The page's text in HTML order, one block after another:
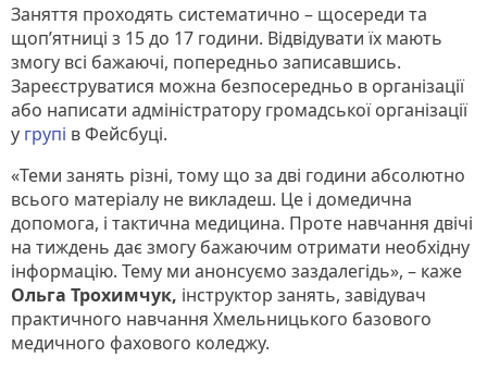
Заняття проходять систематично – щосереди та
щоп’ятниці з 15 до 17 години. Відвідувати їх мають
змогу всі бажаючі, попередньо записавшись.
Зареєструватися можна безпосередньо в організації
або написати адміністратору громадської організації
у групі в Фейсбуці.
«Теми занять різні, тому що за дві години абсолютно
всього матеріалу не викладеш. Це і домедична
допомога, і тактична медицина. Проте навчання двічі
на тиждень дає змогу бажаючим отримати необхідну
інформацію. Тему ми анонсуємо заздалегідь», – каже
Ольга Трохимчук, інструктор занять, завідувач
практичного навчання Хмельницького базового
медичного фахового коледжу.